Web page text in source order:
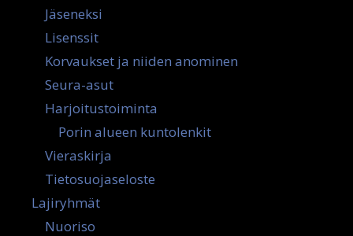
Jäseneksi
Lisenssit
Korvaukset ja niiden anominen
Seura-asut
Harjoitustoiminta
Porin alueen kuntolenkit
Vieraskirja
Tietosuojaseloste
Lajiryhmät
Nuoriso